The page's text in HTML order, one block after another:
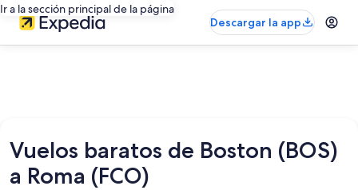
Ir a la sección principal de la página
Descargar la app
Vuelos baratos de Boston (BOS)
a Roma (FCO)